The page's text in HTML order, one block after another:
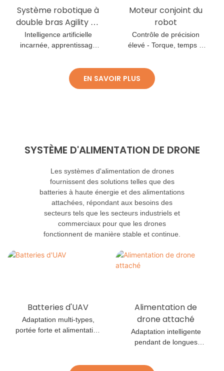
Système robotique à
double bras Agility A2
VR pour
téléopération
Intelligence artificielle
incarnée, apprentissage
Moteur conjoint du
robot
Contrôle de précision
élevé - Torque, temps &
EN SAVOIR PLUS
SYSTÈME D'ALIMENTATION DE DRONE
Les systèmes d'alimentation de drones
fournissent des solutions telles que des
batteries à haute énergie et des alimentations
attachées, répondant aux besoins des
secteurs tels que les secteurs industriels et
commerciaux pour que les drones
fonctionnent de manière stable et continue.
Batteries d'UAV
Adaptation multi-types,
portée forte et alimentation
Alimentation de
drone attaché
Adaptation intelligente
pendant de longues